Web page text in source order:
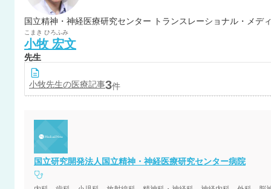
こまき ひろふみ
小牧 宏文
先生
小牧先生の医療記事3件
国立研究開発法人国立精神・神経医療研究センター病院